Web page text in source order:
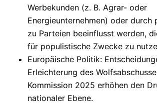
Werbekunden (z. B. Agrar- oder
Energieunternehmen) oder durch
zu Parteien beeinflusst werden,
für populistische Zwecke zu
Europäische Politik:
Erleichterung des
Kommission 2025 erhöhen den
nationaler Ebene.